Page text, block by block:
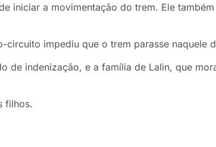
iniciar a movimentação do trem. Ele também
circuito impediu que o trem parasse naquele
de indenização, e a família de Lalin, que
filhos.